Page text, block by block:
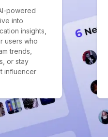
powered
into
insights,
users who
trends,
or stay
influencer